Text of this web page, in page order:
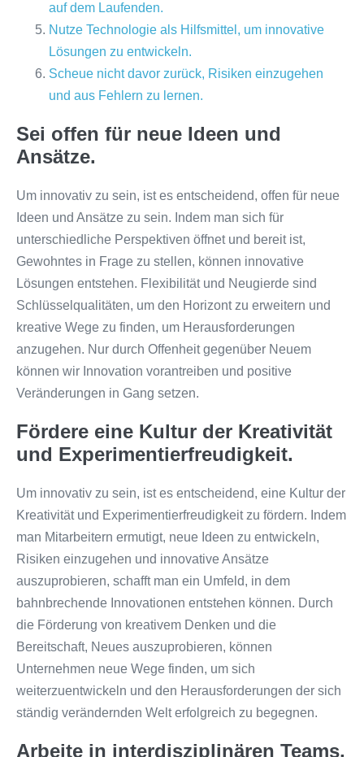
auf dem Laufenden.
Nutze Technologie als Hilfsmittel, um innovative
Lösungen zu entwickeln.
Scheue nicht davor zurück, Risiken einzugehen
und aus Fehlern zu lernen.
Sei offen für neue Ideen und
Ansätze.
Um innovativ zu sein, ist es entscheidend, offen für neue
Ideen und Ansätze zu sein. Indem man sich für
unterschiedliche Perspektiven öffnet und bereit ist,
Gewohntes in Frage zu stellen, können innovative
Lösungen entstehen. Flexibilität und Neugierde sind
Schlüsselqualitäten, um den Horizont zu erweitern und
kreative Wege zu finden, um Herausforderungen
anzugehen. Nur durch Offenheit gegenüber Neuem
können wir Innovation vorantreiben und positive
Veränderungen in Gang setzen.
Fördere eine Kultur der Kreativität
und Experimentierfreudigkeit.
Um innovativ zu sein, ist es entscheidend, eine Kultur der
Kreativität und Experimentierfreudigkeit zu fördern. Indem
man Mitarbeitern ermutigt, neue Ideen zu entwickeln,
Risiken einzugehen und innovative Ansätze
auszuprobieren, schafft man ein Umfeld, in dem
bahnbrechende Innovationen entstehen können. Durch
die Förderung von kreativem Denken und die
Bereitschaft, Neues auszuprobieren, können
Unternehmen neue Wege finden, um sich
weiterzuentwickeln und den Herausforderungen der sich
ständig verändernden Welt erfolgreich zu begegnen.
Arbeite in interdisziplinären Teams,